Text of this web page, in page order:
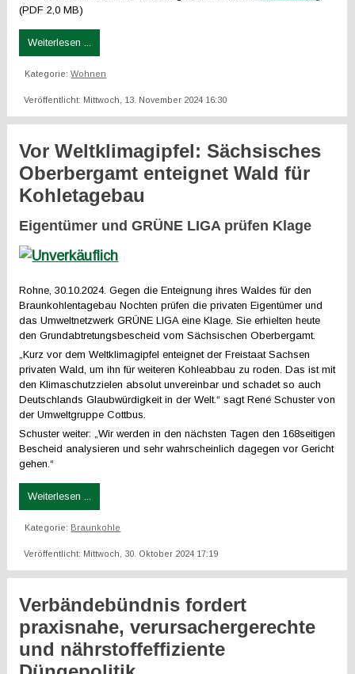
(PDF 2,0 MB)
Weiterlesen ...
Kategorie:Wohnen
Veröffentlicht: Mittwoch, 13. November 2024 16:30
Vor Weltklimagipfel: Sächsisches
Oberbergamt enteignet Wald für
Kohletagebau
Eigentümer und GRÜNE LIGA prüfen Klage
Rohne, 30.10.2024. Gegen die Enteignung ihres Waldes für den
Braunkohlentagebau Nochten prüfen die privaten Eigentümer und
das Umweltnetzwerk GRÜNE LIGA eine Klage. Sie erhielten heute
den Grundabtretungsbescheid vom Sächsischen Oberbergamt.
„Kurz vor dem Weltklimagipfel enteignet der Freistaat Sachsen
privaten Wald, um ihn für weiteren Kohleabbau zu roden. Das ist mit
den Klimaschutzzielen absolut unvereinbar und schadet so auch
Deutschlands Glaubwürdigkeit in der Welt.“ sagt René Schuster von
der Umweltgruppe Cottbus.
Schuster weiter: „Wir werden in den nächsten Tagen den 168seitigen
Bescheid analysieren und sehr wahrscheinlich dagegen vor Gericht
gehen.“
Weiterlesen ...
Kategorie: Braunkohle
Veröffentlicht: Mittwoch, 30. Oktober 2024 17:19
Verbändebündnis fordert
praxisnahe, verursachergerechte
und nährstoffeffiziente